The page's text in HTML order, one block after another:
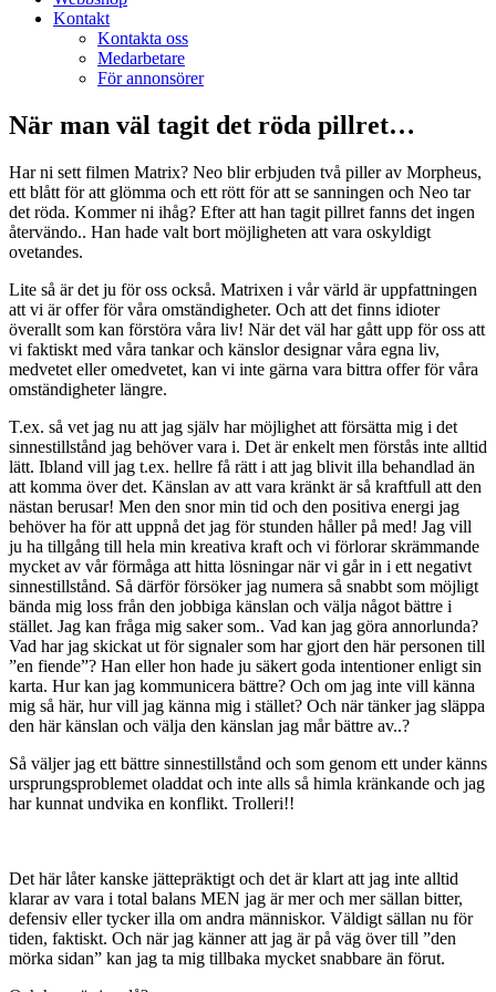
Kontakt
Kontakta oss
Medarbetare
För annonsörer
När man väl tagit det röda pillret…
Har ni sett filmen Matrix? Neo blir erbjuden två piller av Morpheus,
ett blått för att glömma och ett rött för att se sanningen och Neo tar
det röda. Kommer ni ihåg? Efter att han tagit pillret fanns det ingen
återvändo.. Han hade valt bort möjligheten att vara oskyldigt
ovetandes.
Lite så är det ju för oss också. Matrixen i vår värld är uppfattningen
att vi är offer för våra omständigheter. Och att det finns idioter
överallt som kan förstöra våra liv! När det väl har gått upp för oss att
vi faktiskt med våra tankar och känslor designar våra egna liv,
medvetet eller omedvetet, kan vi inte gärna vara bittra offer för våra
omständigheter längre.
T.ex. så vet jag nu att jag själv har möjlighet att försätta mig i det
sinnestillstånd jag behöver vara i. Det är enkelt men förstås inte alltid
lätt. Ibland vill jag t.ex. hellre få rätt i att jag blivit illa behandlad än
att komma över det. Känslan av att vara kränkt är så kraftfull att den
nästan berusar! Men den snor min tid och den positiva energi jag
behöver ha för att uppnå det jag för stunden håller på med! Jag vill
ju ha tillgång till hela min kreativa kraft och vi förlorar skrämmande
mycket av vår förmåga att hitta lösningar när vi går in i ett negativt
sinnestillstånd. Så därför försöker jag numera så snabbt som möjligt
bända mig loss från den jobbiga känslan och välja något bättre i
stället. Jag kan fråga mig saker som.. Vad kan jag göra annorlunda?
Vad har jag skickat ut för signaler som har gjort den här personen till
”en fiende”? Han eller hon hade ju säkert goda intentioner enligt sin
karta. Hur kan jag kommunicera bättre? Och om jag inte vill känna
mig så här, hur vill jag känna mig i stället? Och när tänker jag släppa
den här känslan och välja den känslan jag mår bättre av..?
Så väljer jag ett bättre sinnestillstånd och som genom ett under känns
ursprungsproblemet oladdat och inte alls så himla kränkande och jag
har kunnat undvika en konflikt. Trolleri!!
Det här låter kanske jättepräktigt och det är klart att jag inte alltid
klarar av vara i total balans MEN jag är mer och mer sällan bitter,
defensiv eller tycker illa om andra människor. Väldigt sällan nu för
tiden, faktiskt. Och när jag känner att jag är på väg över till ”den
mörka sidan” kan jag ta mig tillbaka mycket snabbare än förut.